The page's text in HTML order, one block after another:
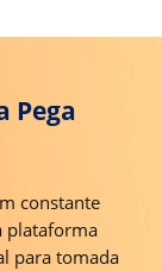
Pega
constante
plataforma
para tomada